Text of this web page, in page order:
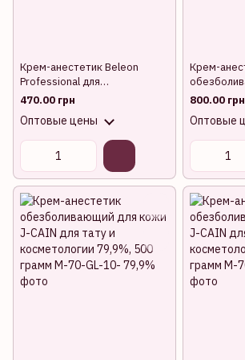
Крем-анестетик Beleon
Professional для
обезболивания 79,9% 100
470.00 грн
Оптовые цены
Крем-
CAIN для
19.8%,
800.00 грн
Оптовые